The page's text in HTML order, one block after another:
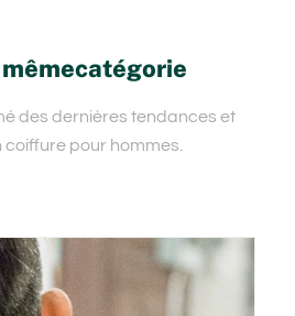
des dernières tendances et
coiffure pour hommes.